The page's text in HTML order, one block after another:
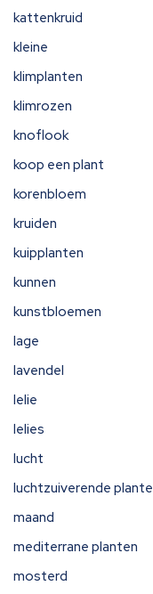
kattenkruid
kleine
klimplanten
klimrozen
knoflook
koop een plant
korenbloem
kruiden
kuipplanten
kunnen
kunstbloemen
lage
lavendel
lelie
lelies
lucht
luchtzuiverende
maand
mediterrane planten
mosterd